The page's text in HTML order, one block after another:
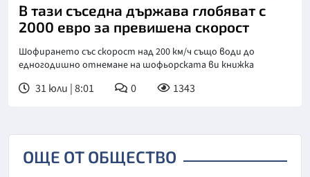
В тази съседна държава глобяват с
2000 евро за превишена скорост
Шофирането със скорост над 200 км/ч също води до
едногодишно отнемане на шофьорската ви книжка
31 юли | 8:01 0 1343
ОЩЕ ОТ ОБЩЕСТВО